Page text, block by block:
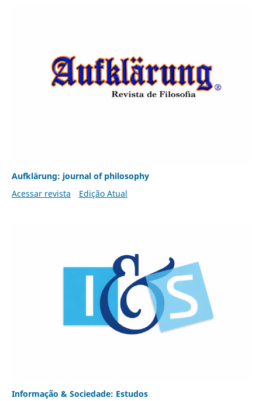
Aufklärung: journal of philosophy
Acessar revista
Edição Atual
Informação & Sociedade: Estudos